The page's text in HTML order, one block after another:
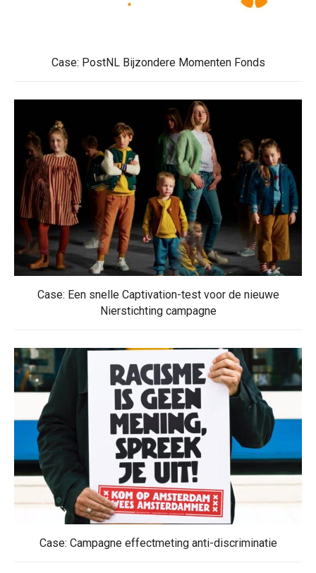
Case: PostNL Bijzondere Momenten Fonds
Case: Een snelle Captivation-test voor de nieuwe
Nierstichting campagne
Case: Campagne effectmeting anti-discriminatie